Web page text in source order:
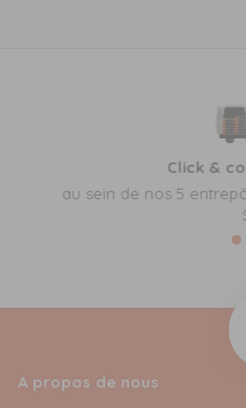
Click &
au sein de nos 5
A propos de nous